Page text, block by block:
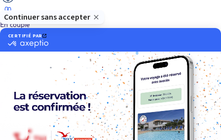
En couple
En solo